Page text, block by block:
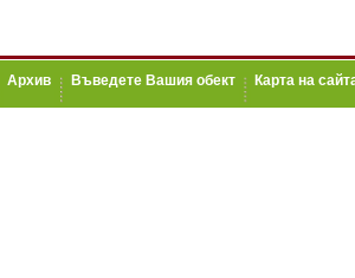
Архив Въведете Вашия обект Карта на